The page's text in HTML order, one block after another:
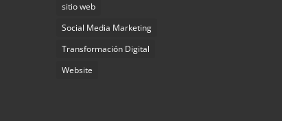
sitio web
Social Media Marketing
Transformación Digital
Website